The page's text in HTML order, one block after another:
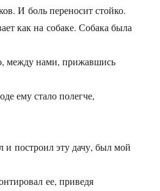
И боль переносит стойко.
как на собаке. Собака была
между нами, прижавшись
ему стало полегче,
и построил эту дачу, был мой
ее, приведя